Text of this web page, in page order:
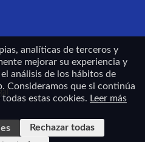
analíticas de terceros y
mejorar su experiencia y
análisis de los hábitos de
Consideramos que si continúa
estas cookies. Leer más
Rechazar todas